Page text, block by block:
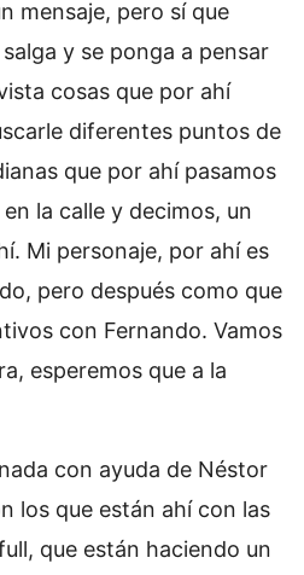
mensaje, pero sí que
y se ponga a pensar
cosas que por ahí
diferentes puntos de
que por ahí pasamos
la calle y decimos, un
Mi personaje, por ahí es
pero después como que
con Fernando. Vamos
esperemos que a la
con ayuda de Néstor
los que están ahí con las
que están haciendo un